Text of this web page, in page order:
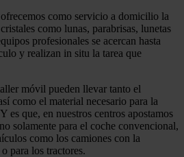
como servicio a domicilio la
como lunas, parabrisas, lunetas
profesionales se acercan hasta
y realizan in situ la tarea que
móvil pueden llevar tanto el
como el material necesario para la
es que, en nuestros centros apostamos
solamente para el coche convencional,
como los camiones con la
para los tractores.